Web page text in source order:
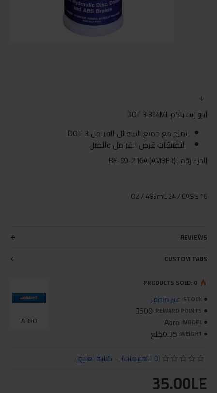
ابرو زيت باكم DOT 3 354ML
يمزج مع جميع السوائل الفرامل DOT 3
لتطبيقات قرص الفرامل والطبل
الجزء رقم : BF-99-P16A (AMBER)
16 OZ / 485mL 24 / CASE
REVIEWS
CUSTOM TABS
STOCK: غير متوفر
REWARD POINTS:
3500
MODEL:
Abro
WEIGHT: 0.35كلغ
ABRO
PRODUCTS SOLD: 0
(0 التقييمات) - كتابة تعليق
35.00LE